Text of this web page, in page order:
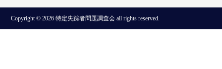
Copyright © 2026 特定失踪者問題調査会 all rights reserved.